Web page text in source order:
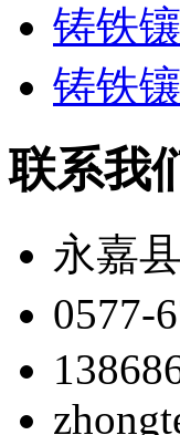
铸铁
铸铁
联系我
永嘉
0577-